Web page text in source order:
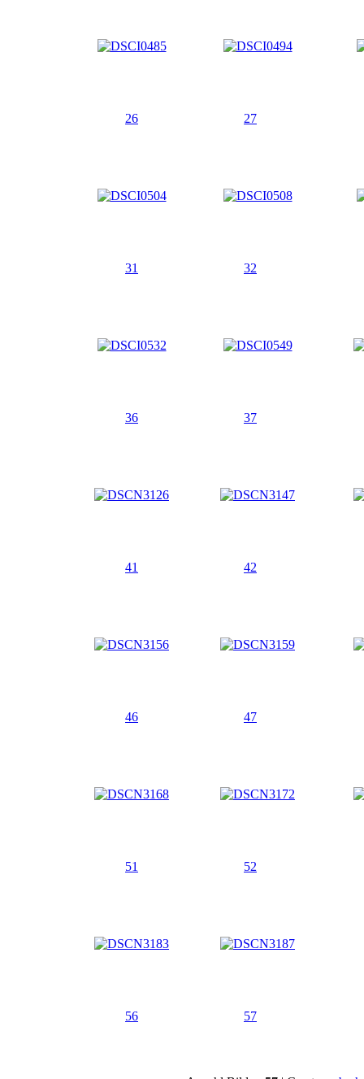
26 27
31 32
36 37
41 42
46 47
51 52
56 57